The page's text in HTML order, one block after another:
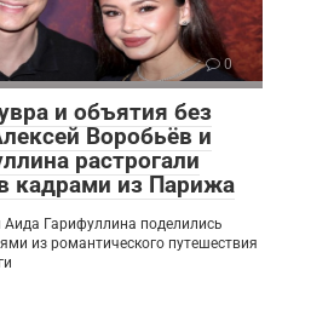
0
и объятия без
Воробьёв и
растрогали
кадрами из Парижа
Аида Гарифуллина поделились
из романтического путешествия